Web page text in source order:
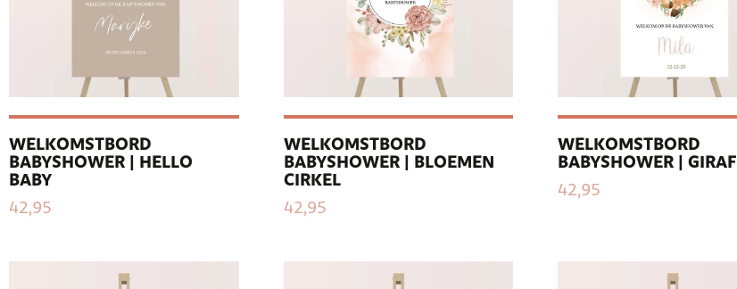
WELKOMSTBORD
BABYSHOWER | HELLO
BABY
42,95
WELKOMSTBORD
BABYSHOWER | BLOEMEN
CIRKEL
42,95
WELKOMSTBORD
BABYSHOWER | GIRAF
42,95